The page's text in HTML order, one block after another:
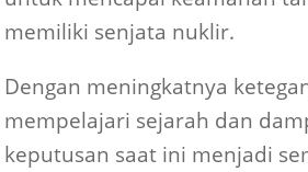
memiliki senjata nuklir.
Dengan meningkatnya
mempelajari sejarah dan
keputusan saat ini menjadi